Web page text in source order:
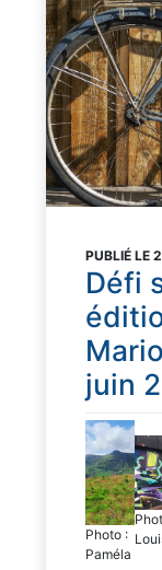
PUBLIÉ LE
Défi
juin
Photo :
Paméla